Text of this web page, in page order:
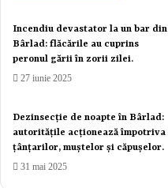
Incendiu devastator la un bar din
Bârlad: flăcările au cuprins
peronul gării în zorii zilei.
27 iunie 2025
Dezinsecție de noapte în Bârlad:
autoritățile acționează împotriva
țânțarilor, muștelor și căpușelor.
31 mai 2025